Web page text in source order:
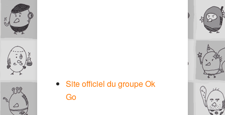
Site officiel du groupe Ok
Go